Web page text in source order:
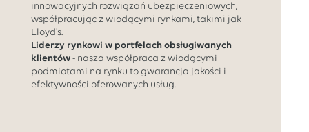
innowacyjnych rozwiązań ubezpieczeniowych,
współpracując z wiodącymi rynkami, takimi jak
Lloyd's.
Liderzy rynkowi w portfelach obsługiwanych
klientów - nasza współpraca z wiodącymi
podmiotami na rynku to gwarancja jakości i
efektywności oferowanych usług.